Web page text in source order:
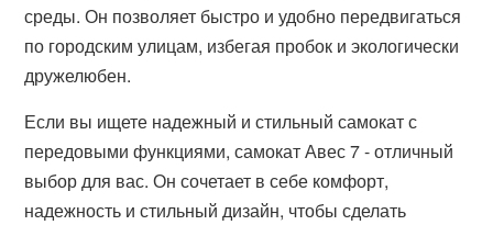
среды. Он позволяет быстро и удобно передвигаться
по городским улицам, избегая пробок и экологически
дружелюбен.
Если вы ищете надежный и стильный самокат с
передовыми функциями, самокат Авес 7 - отличный
выбор для вас. Он сочетает в себе комфорт,
надежность и стильный дизайн, чтобы сделать